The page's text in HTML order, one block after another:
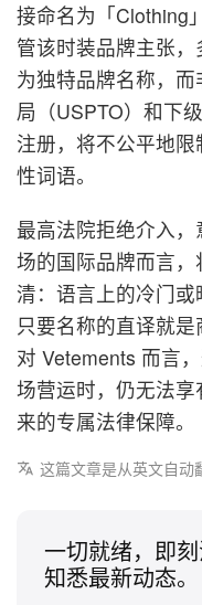
接命名为「
管该时装品牌主张
为独特品牌名称，
局（USPTO）和下
注册，将不公平地
性词语。
最高法院拒绝介入
场的国际品牌而言
清：语言上的冷门
只要名称的直译就是
对 Vetements 而言
场营运时，仍无法
来的专属法律保障。
这篇文章是从英文自动
一切就绪，即
知悉最新动态。